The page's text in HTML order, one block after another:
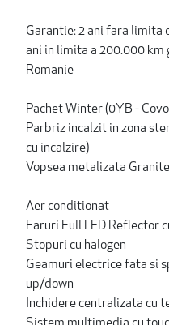
Garantie: 2 ani fara limita
ani in limita a 200.000
Romanie
Pachet Winter (0YB -
Parbriz incalzit in zona
cu incalzire)
Vopsea metalizata Granite
Aer conditionat
Faruri Full LED Reflector
Stopuri cu halogen
Geamuri electrice fata si
up/down
Inchidere centralizata cu